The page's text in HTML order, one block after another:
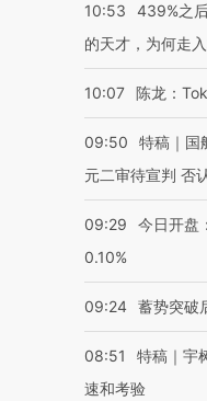
10:53
439%之
的天才，为何走
10:07 陈龙：
09:50
特稿｜国
元二审待宣判 否
09:29
今日开盘
0.10%
09:24 蓄势突破
08:51
特稿｜宇
速和考验